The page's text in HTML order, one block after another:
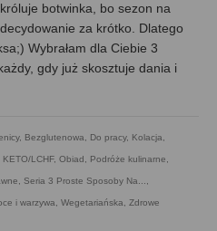
botwinka, bo sezon na
za krótko. Dlatego
Wybrałam dla Ciebie 3
gdy już skosztuje dania i
, Bezglutenowa, Do pracy, Kolacja,
LCHF, Obiad, Podróże kulinarne,
, Seria 3 Proste Sposoby Na...,
i warzywa, Wegetariańska, Zdrowe